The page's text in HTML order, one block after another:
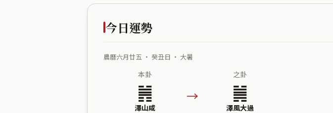
今日運勢
農曆六月廿五 ・ 癸丑日 ・ 大暑
本卦
䷞
澤山咸
→
之卦
䷛
澤風大過